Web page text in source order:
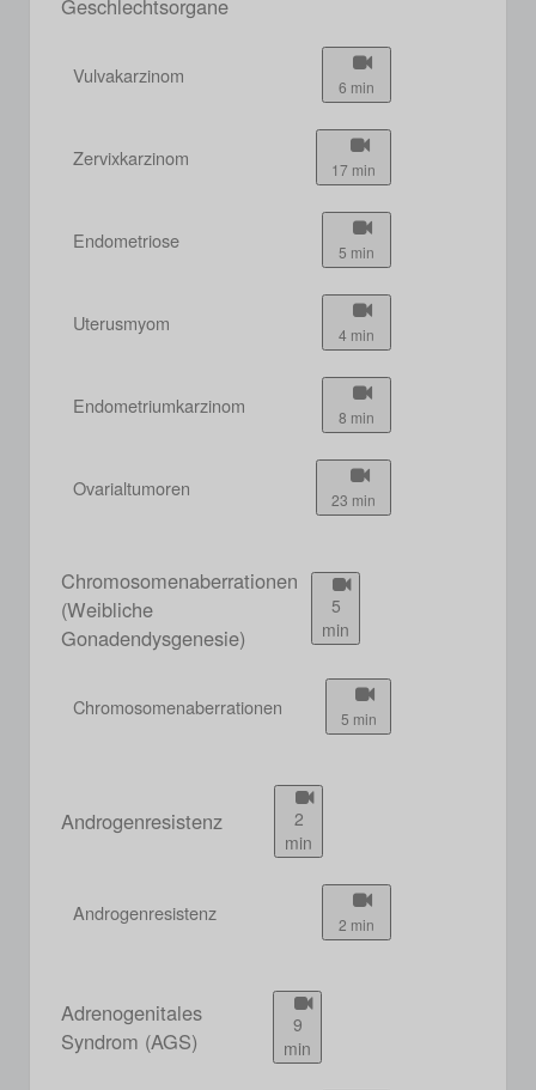
Vulvakarzinom 6 min
Zervixkarzinom 17 min
Endometriose 5 min
Uterusmyom 4 min
Endometriumkarzinom 8 min
Ovarialtumoren 23 min
Chromosomenaberrationen
(Weibliche
Gonadendysgenesie)
5
min
Chromosomenaberrationen 5 min
Androgenresistenz
2
min
Androgenresistenz 2 min
Adrenogenitales
Syndrom (AGS)
9
min